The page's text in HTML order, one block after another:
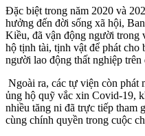
Đặc biệt trong năm 2020 và
hưởng đến đời sống xã hội,
Kiều, đã vận động người trong
hộ tịnh tài, tịnh vật để phát cho
người lao động thất nghiệp trên
Ngoài ra, các tự viện còn phát
ủng hộ quỹ vắc xin Covid-19,
nhiều tăng ni đã trực tiếp tham
cùng chính quyền trong cuộc